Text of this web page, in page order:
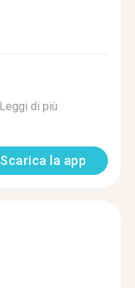
Leggi di più
Scarica la app